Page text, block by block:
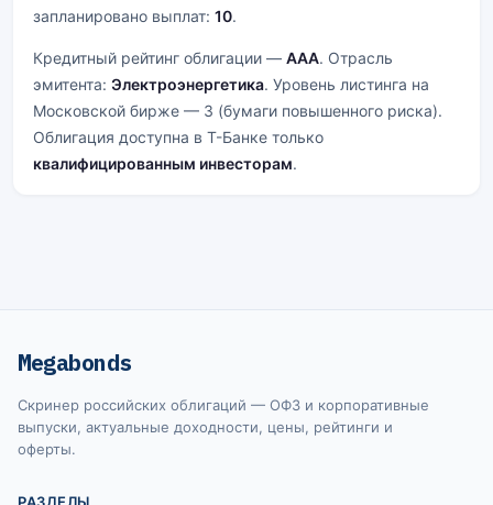
запланировано выплат: 10.
Кредитный рейтинг облигации — AAA. Отрасль
эмитента: Электроэнергетика. Уровень листинга на
Московской бирже — 3 (бумаги повышенного риска).
Облигация доступна в Т-Банке только
квалифицированным инвесторам.
Megabonds
Скринер российских облигаций — ОФЗ и корпоративные
выпуски, актуальные доходности, цены, рейтинги и
оферты.